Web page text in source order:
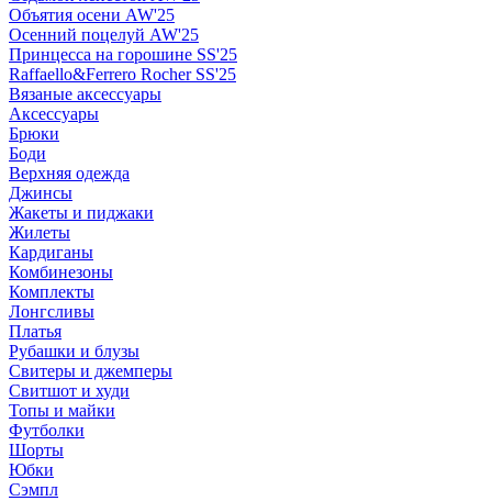
Объятия осени AW'25
Осенний поцелуй AW'25
Принцесса на горошине SS'25
Raffaello&Ferrero Rocher SS'25
Вязаные аксессуары
Аксессуары
Брюки
Боди
Верхняя одежда
Джинсы
Жакеты и пиджаки
Жилеты
Кардиганы
Комбинезоны
Комплекты
Лонгсливы
Платья
Рубашки и блузы
Свитеры и джемперы
Свитшот и худи
Топы и майки
Футболки
Шорты
Юбки
Сэмпл